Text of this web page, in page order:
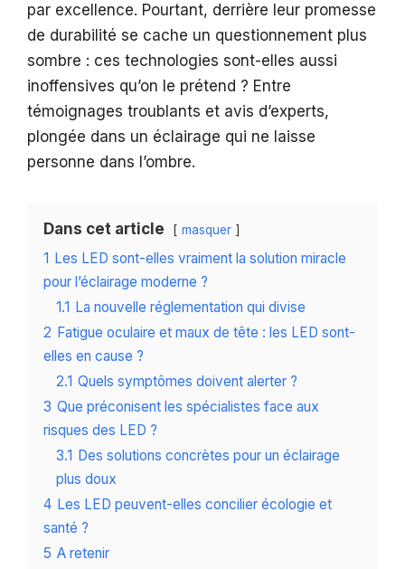
par excellence. Pourtant, derrière leur promesse
de durabilité se cache un questionnement plus
sombre : ces technologies sont-elles aussi
inoffensives qu’on le prétend ? Entre
témoignages troublants et avis d’experts,
plongée dans un éclairage qui ne laisse
personne dans l’ombre.
Dans cet article masquer
1 Les LED sont-elles vraiment la solution miracle
pour l’éclairage moderne ?
1.1 La nouvelle réglementation qui divise
2 Fatigue oculaire et maux de tête : les LED sont-
elles en cause ?
2.1 Quels symptômes doivent alerter ?
3 Que préconisent les spécialistes face aux
risques des LED ?
3.1 Des solutions concrètes pour un éclairage
plus doux
4 Les LED peuvent-elles concilier écologie et
santé ?
5 A retenir